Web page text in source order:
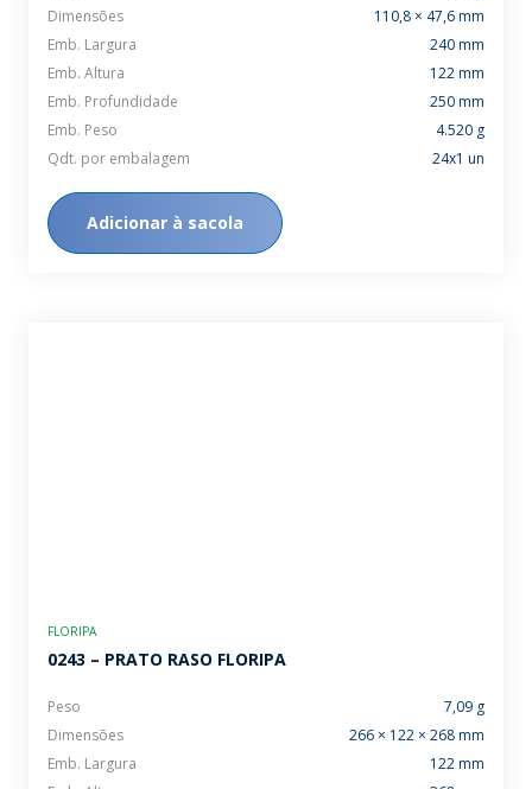
Dimensões
110,8 × 47,6 mm
Emb. Largura
240 mm
Emb. Altura
122 mm
Emb. Profundidade
250 mm
Emb. Peso
4.520 g
Qdt. por embalagem
24x1 un
Adicionar à sacola
FLORIPA
0243 – PRATO RASO FLORIPA
Peso
7,09 g
Dimensões
266 × 122 × 268 mm
Emb. Largura
122 mm